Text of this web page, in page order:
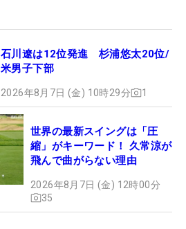
石川遼は12位発進 杉浦悠太20位/
米男子下部
2026年8月7日 (金) 10時29分 1
世界の最新スイングは「圧
縮」がキーワード！ 久常涼が
飛んで曲がらない理由
2026年8月7日 (金) 12時00分
35